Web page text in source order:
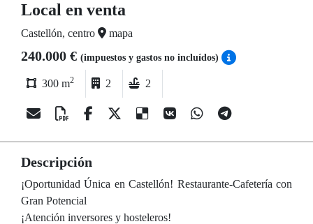
Local en venta
Castellón, centro mapa
240.000 € (impuestos y gastos no incluídos)
300 m2 2 2
Descripción
¡Oportunidad Única en Castellón! Restaurante-Cafetería con
Gran Potencial
¡Atención inversores y hosteleros!